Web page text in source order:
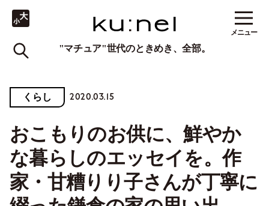
"マチュア"世代のときめき、全部。
メニュー
くらし 2020.03.15
おこもりのお供に、鮮やか
な暮らしのエッセイを。作
家・甘糟りり子さんが丁寧に